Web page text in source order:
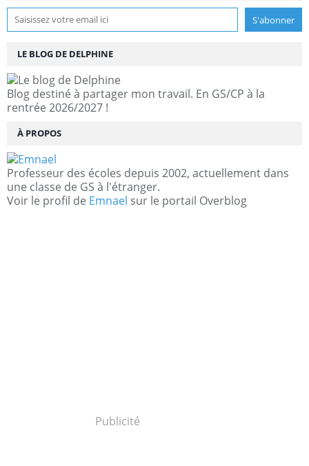
LE BLOG DE DELPHINE
Blog destiné à partager mon travail. En GS/CP à la
rentrée 2026/2027 !
À PROPOS
Professeur des écoles depuis 2002, actuellement dans
une classe de GS à l'étranger.
Voir le profil de Emnael sur le portail Overblog
Publicité